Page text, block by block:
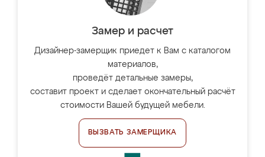
Замер и расчет
Дизайнер-замерщик приедет к Вам с каталогом
материалов,
проведёт детальные замеры,
составит проект и сделает окончательный расчёт
стоимости Вашей будущей мебели.
ВЫЗВАТЬ ЗАМЕРЩИКА